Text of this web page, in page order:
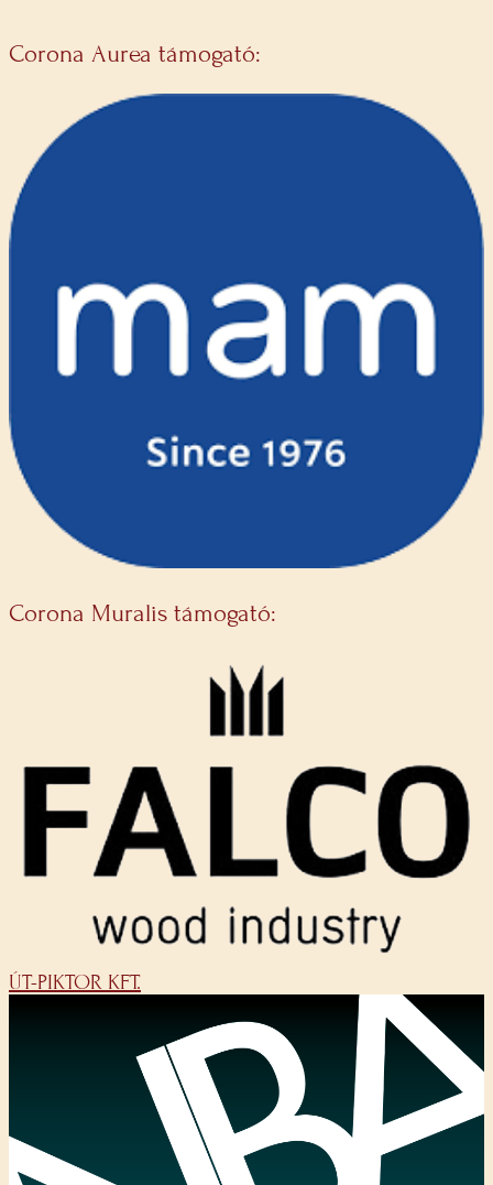
Corona Aurea támogató:
Corona Muralis támogató:
ÚT-PIKTOR KFT.